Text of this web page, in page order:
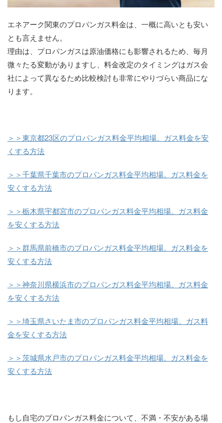
エネアーク関東のプロパンガス料金は、一概に高いとも安い
とも言えません。
理由は、プロパンガスは原油価格にも影響されるため、毎月
微々たる変動がありますし、料金改定のタイミングはガス会
社によって異なるため比較検討も非常にやりづらい商品にな
ります。
＞＞東京都23区のプロパンガス料金平均相場。ガス料金を安
くする方法
＞＞千葉県千葉市のプロパンガス料金平均相場。ガス料金を
安くする方法
＞＞栃木県宇都宮市のプロパンガス料金平均相場。ガス料金
を安くする方法
＞＞群馬県前橋市のプロパンガス料金平均相場。ガス料金を
安くする方法
＞＞神奈川県横浜市のプロパンガス料金平均相場。ガス料金
を安くする方法
＞＞埼玉県さいたま市のプロパンガス料金平均相場。ガス料
金を安くする方法
＞＞茨城県水戸市のプロパンガス料金平均相場。ガス料金を
安くする方法
もし自宅のプロパンガス料金について、不満・不安がある場